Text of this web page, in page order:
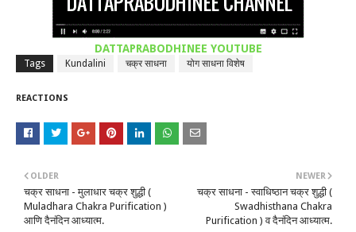
DATTAPRABODHINEE YOUTUBE
Tags Kundalini चक्र साधना योग साधना विशेष
REACTIONS
NEWER
चक्र साधना - स्वाधिष्ठान चक्र शुद्धी (
Swadhisthana Chakra
Purification ) व दैनंदिन आध्यात्म.
OLDER
चक्र साधना - मुलाधार चक्र शुद्धी (
Muladhara Chakra Purification )
आणि दैनंदिन आध्यात्म.